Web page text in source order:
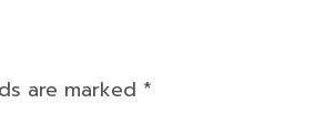
are marked *